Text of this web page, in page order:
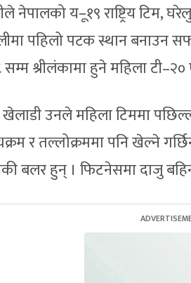
नेपालको य–ू१९ राष्ट्रिय टिम, घरेलु
पहिलो पटक स्थान बनाउन
श्रीलंकामा हुने महिला
खेलाडी उनले महिला टिममा
र तल्लोक्रममा पनि खेल्ने
बलर हुन् । फिटनेसमा दाजु